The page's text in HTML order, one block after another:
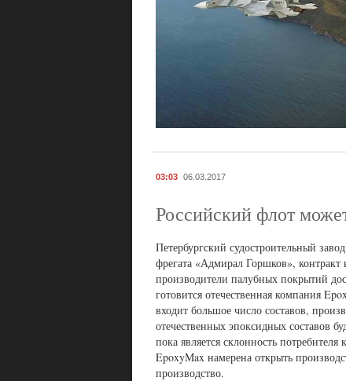
03:03 06.03.2017
Российский флот
Петербургский судостроительный
фрегата «Адмирал Горшков»,
производители палубных покрытий
готовится отечественная компания
входит большое число составов,
отечественных эпоксидных составов
пока является склонность
EpoxyMax намерена открыть
производство.